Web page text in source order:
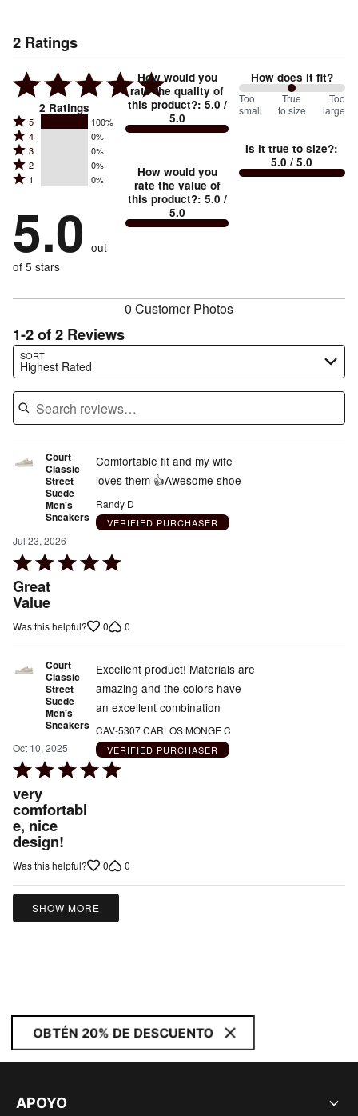
2 Ratings
2 Ratings
Rated
5
stars
by
of
reviewers
5 100%
Rated
4
stars
by
of
reviewers
4 0%
Rated
3
stars
0%
of
reviewers
3 0%
Rated
2
by
0%
of
reviewers
2 0%
Rated
stars
by
0%
of
1 0%
5.0 out
of 5 stars
How would you
rate the quality of
this product?: 5.0 /
5.0
How would you
rate the value of
this product?: 5.0 /
5.0
How does it fit?
100
between
small
and
Too
small
True
to size
Too
large
Is it true to size?:
5.0 / 5.0
0 Customer Photos
1-2 of 2 Reviews
SORT
Highest Rated
Search reviews…
Court
Classic
Street
Suede
Men's
Sneakers
Jul 23, 2026
Rated
5
out
Great
Value
Comfortable fit and my wife
loves them 👍Awesome shoe
Randy D
VERIFIED PURCHASER
Was this helpful? 0 0
Court
Classic
Street
Suede
Men's
Sneakers
Oct 10, 2025
Rated
5
out
of
5
very
comfortabl
e, nice
design!
Excellent product! Materials are
amazing and the colors have
an excellent combination
CAV-5307 CARLOS MONGE C
VERIFIED PURCHASER
Was this helpful? 0 0
SHOW MORE
OBTÉN 20% DE DESCUENTO
APOYO